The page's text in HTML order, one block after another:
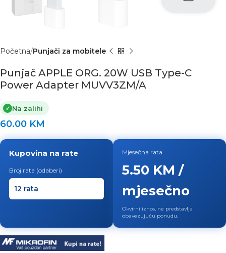
Početna Punjači za mobitele
Punjač APPLE ORG. 20W USB Type-C
Power Adapter MUVV3ZM/A
✓ Na zalihi
60.00 KM
Kupovina na rate
Broj rata (odaberi)
Mjesečna rata
5.50 KM /
mjesečno
Okvirni iznos, ne predstavlja
obavezujuću ponudu.